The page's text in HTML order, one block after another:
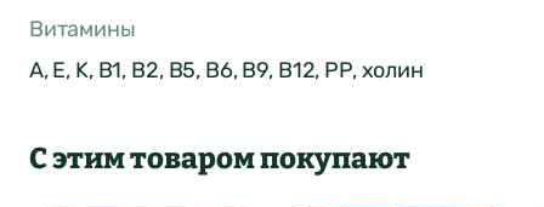
Витамины
A, E, K, В1, B2, B5, B6, B9, B12, PP, холин
С этим товаром покупают
Оставить отзыв